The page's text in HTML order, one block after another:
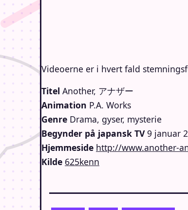
Videoerne er i hvert fald
Titel Another, アナザー
Animation P.A. Works
Genre Drama, gyser, mysterie
Begynder på japansk TV9 januar
Hjemmeside http://www.another-
Kilde 625kenn